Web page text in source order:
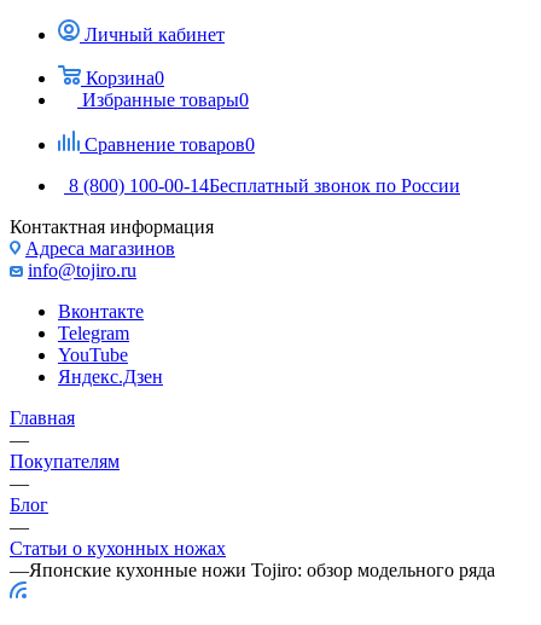
Личный кабинет
Корзина0
Избранные товары0
Сравнение товаров0
8 (800) 100-00-14Бесплатный звонок по России
Контактная информация
Адреса магазинов
info@tojiro.ru
Вконтакте
Telegram
YouTube
Яндекс.Дзен
Главная
—
Покупателям
—
Блог
—
Статьи о кухонных ножах
—Японские кухонные ножи Tojiro: обзор модельного ряда